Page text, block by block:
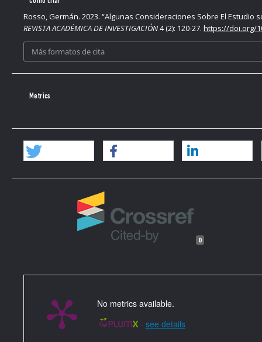
Rosso, Germán. 2023. “Algunas Consideraciones Sobre El
REVISTA ACADÉMICA DE INVESTIGACIÓN4 (2): 120-27. https://doi.org/
Más formatos de cita
Metrics
0
No metrics available.
- see details